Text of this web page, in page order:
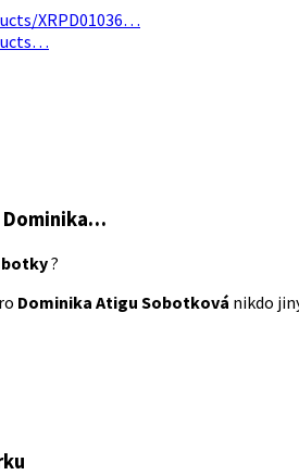
XRPD01036…
Dominika…
botky?
Dominika Atigu Sobotková nikdo